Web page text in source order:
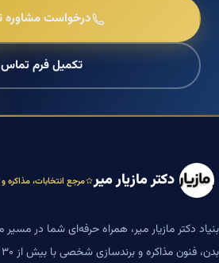
درخواست مشاوره
تکمیل فرم تماس
دکتر مازیار میر مرجع انتخابات، مذاکره
بنیاد دکتر مازیار میر، همراه حرفه‌ای شما در مسیر